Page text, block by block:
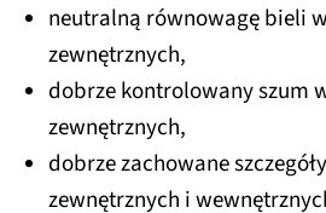
neutralną równowagę bieli
zewnętrznych,
dobrze kontrolowany szum
zewnętrznych,
dobrze zachowane
zewnętrznych i